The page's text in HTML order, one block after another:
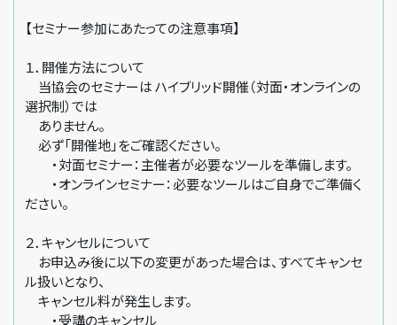
【セミナー参加にあたっての注意事項】
１．開催方法について
当協会のセミナーは ハイブリッド開催（対面・オンラインの
選択制）では
ありません。
必ず「開催地」をご確認ください。
・対面セミナー：主催者が必要なツールを準備します。
・オンラインセミナー：必要なツールはご自身でご準備く
ださい。
２．キャンセルについて
お申込み後に以下の変更があった場合は、すべてキャンセ
ル扱いとなり、
キャンセル料が発生します。
・受講のキャンセル